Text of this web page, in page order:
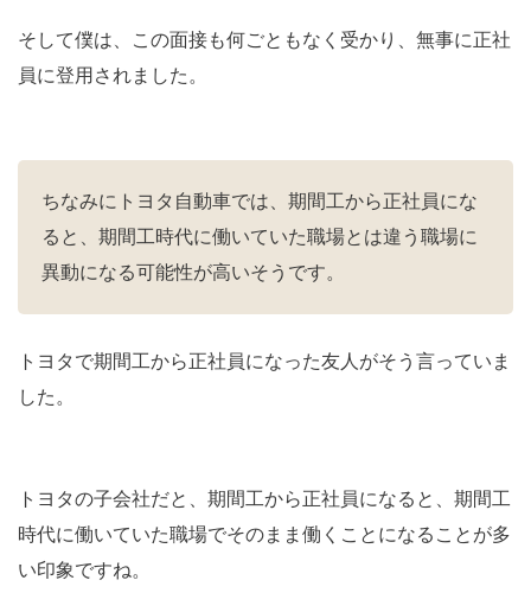
そして僕は、この面接も何ごともなく受かり、無事に正社
員に登用されました。
ちなみにトヨタ自動車では、期間工から正社員にな
ると、期間工時代に働いていた職場とは違う職場に
異動になる可能性が高いそうです。
トヨタで期間工から正社員になった友人がそう言っていま
した。
トヨタの子会社だと、期間工から正社員になると、期間工
時代に働いていた職場でそのまま働くことになることが多
い印象ですね。